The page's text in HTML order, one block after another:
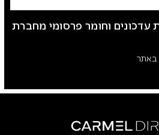
וחומר פרסומי מחברת
באתר